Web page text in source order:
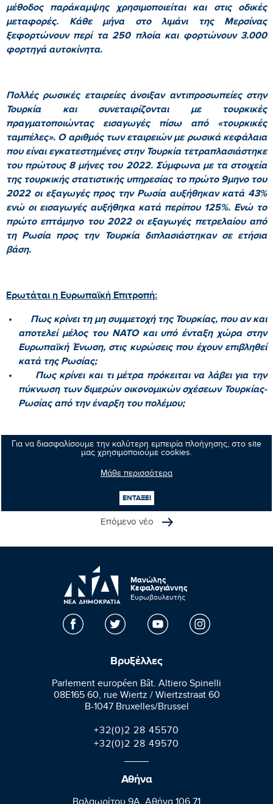
Για να διασφαλίσουμε την καλύτερη εμπειρία πλοήγησης, στο site
μας χρησιμοποιούμε cookies.
Μάθε περισσότερα
ΕΝΤΑΞΕΙ
μέθοδος παράκαμψης χρησιμοποιείται και στις οδικές
μεταφορές. Κάθε μήνα στο λιμάνι της Μερσίνας
ξεφορτώνουν περί τα 250 πλοία και φορτώνουν 3.000
φορτηγά αυτοκίνητα.
Πολλές ρωσικές εταιρείες άνοιξαν αντιπροσωπείες στην
Τουρκία και συνεταιρίζονται με τουρκικές
πραγματοποιώντας εισαγωγές πίσω από «τουρκικές
ταμπέλες». Ο αριθμός των εταιρειών με ρωσικά κεφάλαια
που είναι εγκατεστημένες στην Τουρκία τετραπλασιάστηκε
του πρώτους 8 μήνες του 2022. Σύμφωνα με τα στοιχεία
της τουρκικής στατιστικής υπηρεσίας το πρώτο 9μηνο του
2022 οι εξαγωγές προς την Ρωσία αυξήθηκαν κατά 43%
ενώ οι εισαγωγές αυξήθηκα κατά περίπου 125%. Ενώ το
πρώτο επτάμηνο του 2022 οι εξαγωγές πετρελαίου από
τη Ρωσία προς την Τουρκία διπλασιάστηκαν σε ετήσια
βάση.
Ερωτάται η Ευρωπαϊκή Επιτροπή:
Πως κρίνει τη μη συμμετοχή της Τουρκίας, που αν και
αποτελεί μέλος του ΝΑΤΟ και υπό ένταξη χώρα στην
Ευρωπαϊκή Ένωση, στις κυρώσεις που έχουν επιβληθεί
κατά της Ρωσίας;
Πως κρίνει και τι μέτρα πρόκειται να λάβει για την
πύκνωση των διμερών οικονομικών σχέσεων Τουρκίας-
Ρωσίας από την έναρξη του πολέμου;
Κοινοποιήστε:
Προηγούμενο νέο
Επόμενο νέο
Μανώλης
Κεφαλογιάννης
Ευρωβουλευτής
Βρυξέλλες
Parlement européen Bât. Altiero Spinelli
08E165 60, rue Wiertz / Wiertzstraat 60
B-1047 Bruxelles/Brussel
+32(0)2 28 45570
+32(0)2 28 49570
Αθήνα